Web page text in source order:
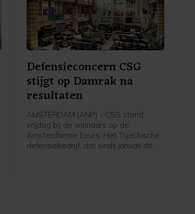
Defensieconcern CSG
stijgt op Damrak na
resultaten
AMSTERDAM (ANP) - CSG stond
vrijdag bij de winnaars op de
Amsterdamse beurs. Het Tsjechische
defensiebedrijf, dat sinds januari dit